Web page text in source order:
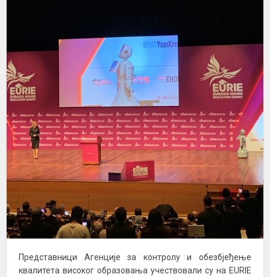
Представници Агенције за контролу и обезбјеђење
квалитета високог образовања учествовали су на EURIE